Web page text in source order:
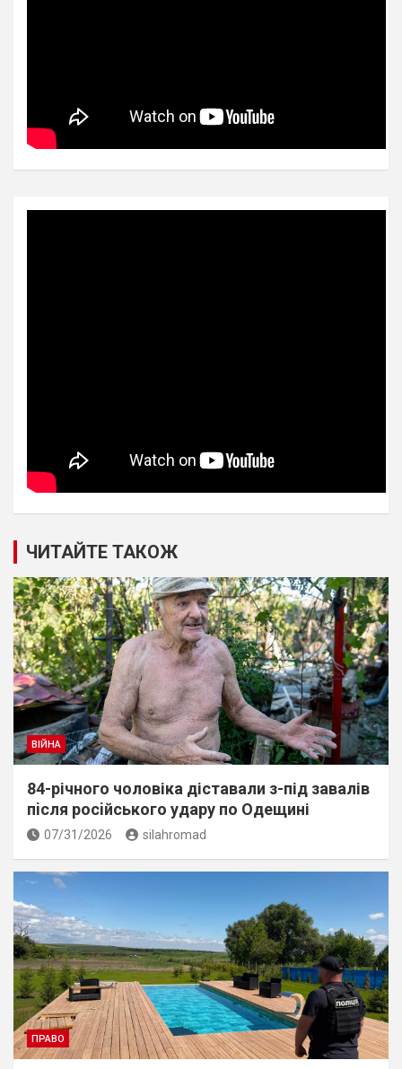
ЧИТАЙТЕ ТАКОЖ
ВІЙНА
84-річного чоловіка діставали з-під завалів
пiсля росiйського удару по Одещині
07/31/2026 silahromad
ПРАВО